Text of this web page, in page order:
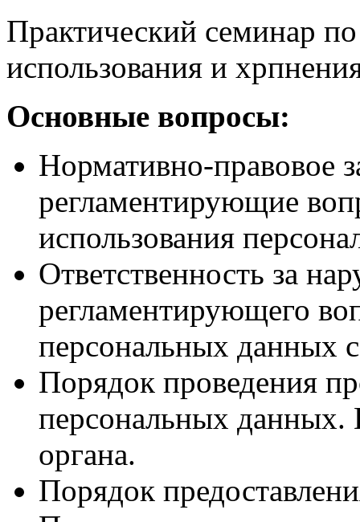
Практический семинар
использования и
Основные вопросы:
Нормативно-правовое
регламентирующие
использования
Ответственность за
регламентирующего
персональных данных
Порядок проведения
персональных данных.
органа.
Порядок